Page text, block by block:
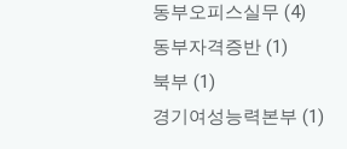
동부오피스실무 (4)
동부자격증반 (1)
북부 (1)
경기여성능력본부 (1)